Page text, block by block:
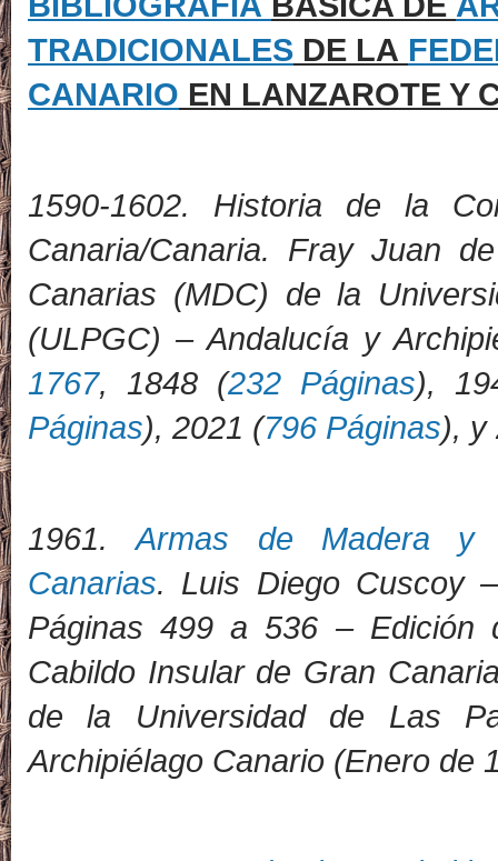
TRADICIONALES DE LA
CANARIO EN LANZAROTE Y
1590-1602. Historia de la
Canaria/Canaria. Fray Juan
Canarias (MDC) de la
(ULPGC) – Andalucía y
1767, 1848 (232 Páginas),
Páginas), 2021 (796 Páginas), y
1961.Armas de Madera y
Canarias. Luis Diego Cuscoy
Páginas 499 a 536 –
Cabildo Insular de Gran
de la Universidad de Las
Archipiélago Canario (Enero de